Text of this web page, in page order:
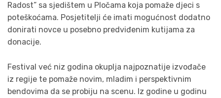
Radost” sa sjedištem u Pločama koja pomaže djeci s
poteškoćama. Posjetitelji će imati mogućnost dodatno
donirati novce u posebno predviđenim kutijama za
donacije.
Festival već niz godina okuplja najpoznatije izvođače
iz regije te pomaže novim, mladim i perspektivnim
bendovima da se probiju na scenu. Iz godine u godinu